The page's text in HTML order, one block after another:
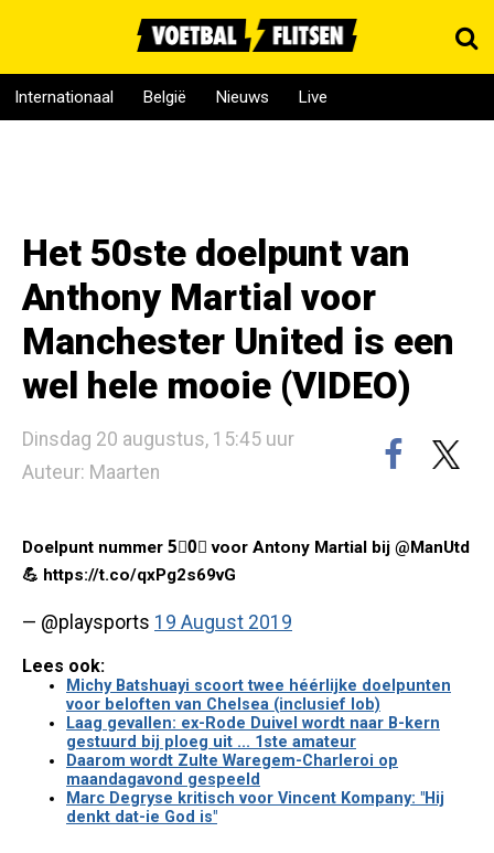
Internationaal België Nieuws Live
Het 50ste doelpunt van
Anthony Martial voor
Manchester United is een
wel hele mooie (VIDEO)
Dinsdag 20 augustus, 15:45 uur
Auteur: Maarten
Doelpunt nummer 5⃣0⃣ voor Antony Martial bij @ManUtd
💪 https://t.co/qxPg2s69vG
— @playsports 19 August 2019
Lees ook:
Michy Batshuayi scoort twee héérlijke doelpunten
voor beloften van Chelsea (inclusief lob)
Laag gevallen: ex-Rode Duivel wordt naar B-kern
gestuurd bij ploeg uit ... 1ste amateur
Daarom wordt Zulte Waregem-Charleroi op
maandagavond gespeeld
Marc Degryse kritisch voor Vincent Kompany: "Hij
denkt dat-ie God is"